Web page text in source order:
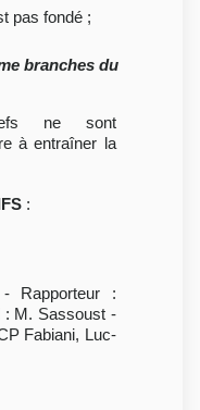
pas fondé ;
branches du
ne sont
à entraîner la
:
Rapporteur :
: M. Sassoust -
Fabiani, Luc-